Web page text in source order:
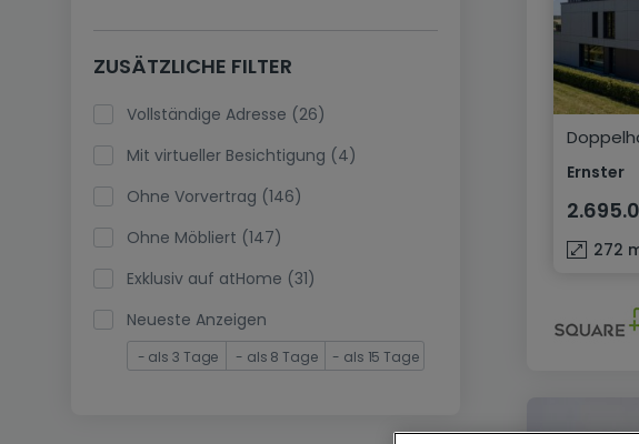
Ernster
272
Fahrstuhl (36)
immobilienleibrente (0)
Ferienimmobilien (0)
ZUSÄTZLICHE FILTER
Vollständige Adresse (26)
Mit virtueller Besichtigung (4)
Ohne Vorvertrag (146)
Ohne Möbliert (147)
Exklusiv auf atHome (31)
Neueste Anzeigen
- als 3 Tage - als 8 Tage - als 15 Tage